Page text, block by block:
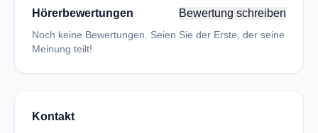
Hörerbewertungen Bewertung schreiben
Noch keine Bewertungen. Seien Sie der Erste, der seine
Meinung teilt!
Kontakt